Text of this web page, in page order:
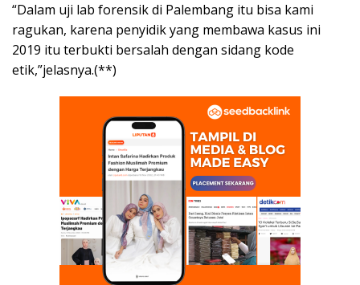
“Dalam uji lab forensik di Palembang itu bisa kami
ragukan, karena penyidik yang membawa kasus ini
2019 itu terbukti bersalah dengan sidang kode
etik,”jelasnya.(**)